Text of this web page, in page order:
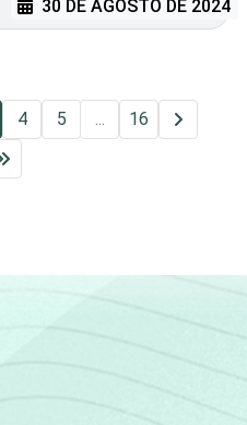
30 DE AGOSTO DE 2024
4 5 ... 16